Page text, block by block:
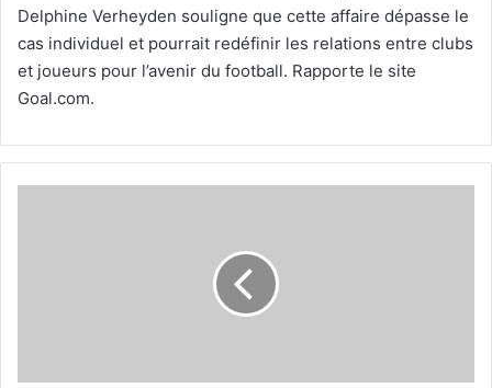
Delphine Verheyden souligne que cette affaire dépasse le
cas individuel et pourrait redéfinir les relations entre clubs
et joueurs pour l’avenir du football. Rapporte le site
Goal.com.